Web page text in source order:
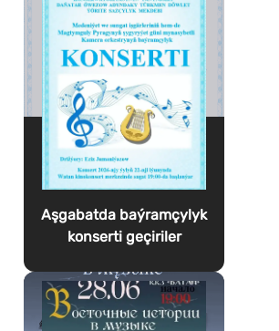
Aşgabatda baýramçylyk
konserti geçiriler